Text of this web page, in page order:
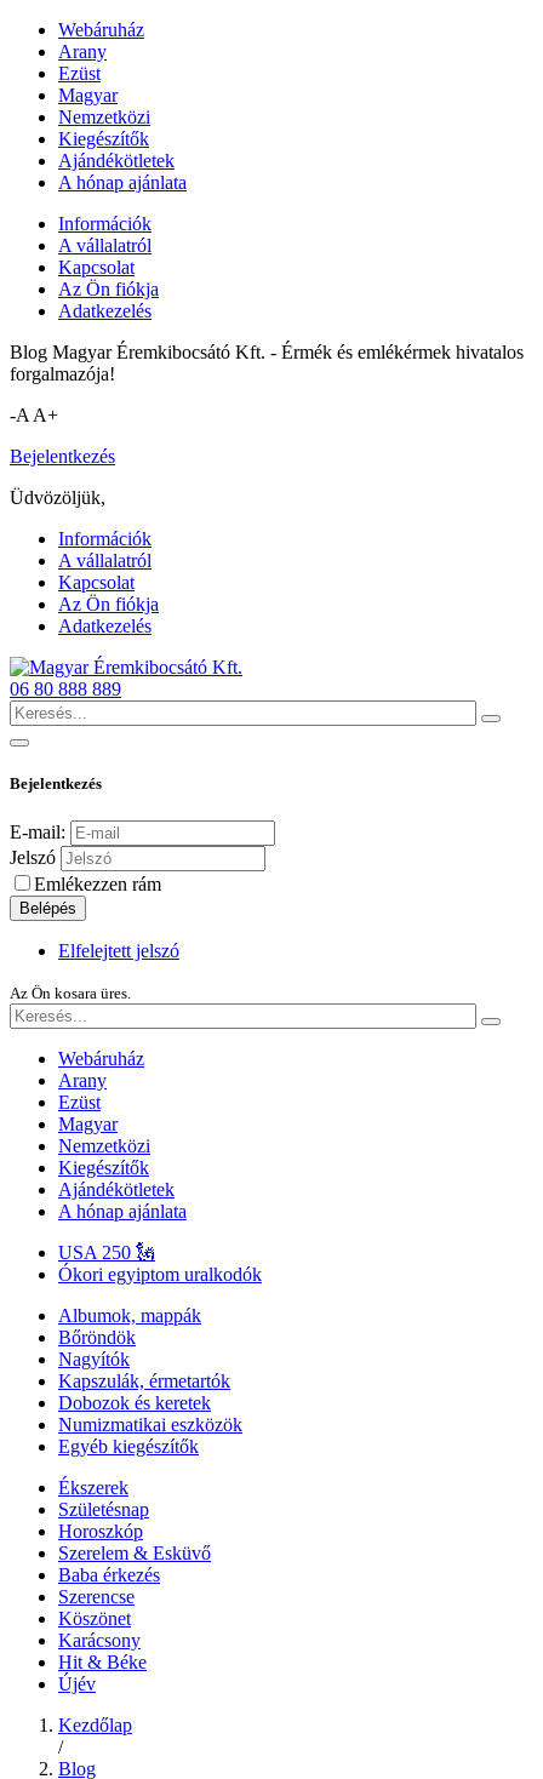
Webáruház
Arany
Ezüst
Magyar
Nemzetközi
Kiegészítők
Ajándékötletek
A hónap ajánlata
Információk
A vállalatról
Kapcsolat
Az Ön fiókja
Adatkezelés
Blog Magyar Éremkibocsátó Kft. - Érmék és emlékérmek hivatalos
forgalmazója!
-A A+
Bejelentkezés
Üdvözöljük,
Információk
A vállalatról
Kapcsolat
Az Ön fiókja
Adatkezelés
06 80 888 889
Bejelentkezés
E-mail:
Jelszó
Emlékezzen rám
Belépés
Elfelejtett jelszó
Az Ön kosara üres.
Webáruház
Arany
Ezüst
Magyar
Nemzetközi
Kiegészítők
Ajándékötletek
A hónap ajánlata
USA 250 🗽
Ókori egyiptom uralkodók
Albumok, mappák
Bőröndök
Nagyítók
Kapszulák, érmetartók
Dobozok és keretek
Numizmatikai eszközök
Egyéb kiegészítők
Ékszerek
Születésnap
Horoszkóp
Szerelem & Esküvő
Baba érkezés
Szerencse
Köszönet
Karácsony
Hit & Béke
Újév
Kezdőlap
/
Blog